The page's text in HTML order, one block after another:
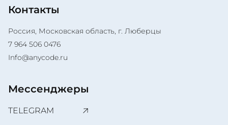
Контакты
Россия, Московская область, г. Люберцы
7 964 506 0476
Info@anycode.ru
Мессенджеры
TELEGRAM